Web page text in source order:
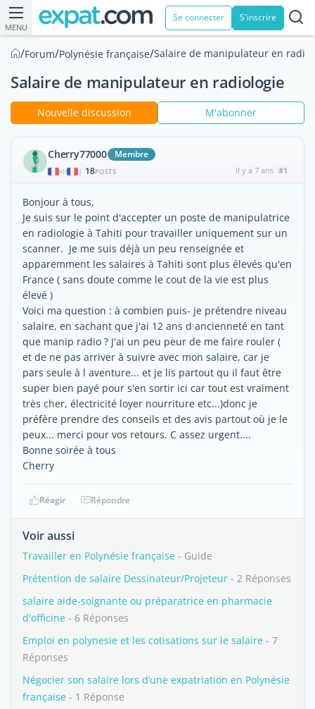
MENU
Se connecter S'inscrire
/Forum/Polynésie française/Salaire de manipulateur en
Salaire de manipulateur en radiologie
Nouvelle discussion M'abonner
Cherry77000 Membre
| 18POSTS il y a 7 ans #1
Bonjour à tous,
Je suis sur le point d'accepter un poste de manipulatrice
en radiologie à Tahiti pour travailler uniquement sur un
scanner. Je me suis déjà un peu renseignée et
apparemment les salaires à Tahiti sont plus élevés qu'en
France ( sans doute comme le cout de la vie est plus
élevé )
Voici ma question : à combien puis- je prétendre niveau
salaire, en sachant que j'ai 12 ans d ancienneté en tant
que manip radio ? J'ai un peu peur de me faire rouler (
et de ne pas arriver à suivre avec mon salaire, car je
pars seule à l aventure... et je lis partout qu il faut être
super bien payé pour s'en sortir ici car tout est vraiment
très cher, électricité loyer nourriture etc...)donc je
préfère prendre des conseils et des avis partout où je le
peux... merci pour vos retours. C assez urgent....
Bonne soirée à tous
Cherry
Réagir Répondre
Voir aussi
Travailler en Polynésie française - Guide
Prétention de salaire Dessinateur/Projeteur - 2 Réponses
salaire aide-soignante ou préparatrice en pharmacie
d'officine - 6 Réponses
Emploi en polynesie et les cotisations sur le salaire - 7
Réponses
Négocier son salaire lors d’une expatriation en Polynésie
française - 1 Réponse